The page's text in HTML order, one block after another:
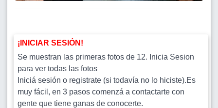
¡INICIAR SESIÓN!
Se muestran las primeras fotos de 12. Inicia Sesion
para ver todas las fotos
Iniciá sesión o registrate (si todavía no lo hiciste).Es
muy fácil, en 3 pasos comenzá a contactarte con
gente que tiene ganas de conocerte.